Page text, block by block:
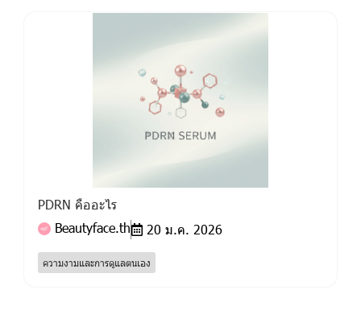
PDRN คืออะไร
Beautyface.th
20 ม.ค. 2026
ความงามและการดูแลตนเอง